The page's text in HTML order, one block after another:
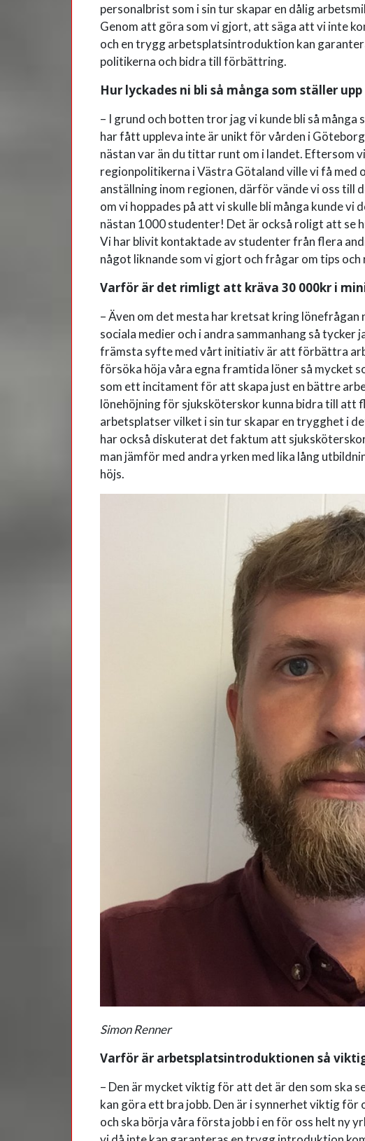
personalbrist som i sin tur skapar en dålig
Genom att göra som vi gjort, att säga att vi inte
och en trygg arbetsplatsintroduktion kan
politikerna och bidra till förbättring.
Hur lyckades ni bli så många som ställer
– I grund och botten tror jag vi kunde bli så
har fått uppleva inte är unikt för vården i
nästan var än du tittar runt om i landet. Eftersom
regionpolitikerna i Västra Götaland ville vi få med
anställning inom regionen, därför vände vi oss till
om vi hoppades på att vi skulle bli många kunde
nästan 1000 studenter! Det är också roligt att se
Vi har blivit kontaktade av studenter från flera
något liknande som vi gjort och frågar om tips och
Varför är det rimligt att kräva 30 000kr i
– Även om det mesta har kretsat kring
sociala medier och i andra sammanhang så
främsta syfte med vårt initiativ är att förbättra
försöka höja våra egna framtida löner så mycket
som ett incitament för att skapa just en bättre
lönehöjning för sjuksköterskor kunna bidra till att
arbetsplatser vilket i sin tur skapar en trygghet i
har också diskuterat det faktum att
man jämför med andra yrken med lika lång
höjs.
Simon Renner
Varför är arbetsplatsintroduktionen så
– Den är mycket viktig för att det är den som ska
kan göra ett bra jobb. Den är i synnerhet viktig för
och ska börja våra första jobb i en för oss helt ny